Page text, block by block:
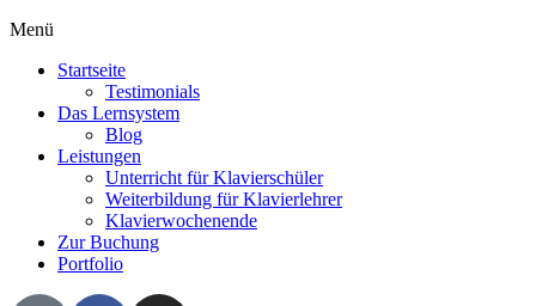
Menü
Startseite
Testimonials
Das Lernsystem
Blog
Leistungen
Unterricht für Klavierschüler
Weiterbildung für Klavierlehrer
Klavierwochenende
Zur Buchung
Portfolio